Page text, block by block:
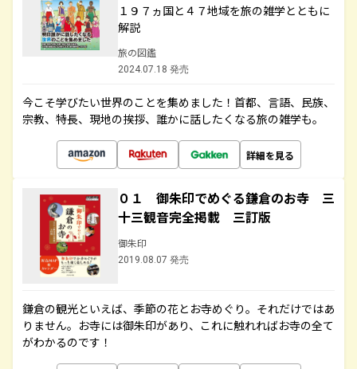
１９７ヵ国と４７地域を旅の雑学とともに
解説
旅の図鑑
2024.07.18 発売
今こそ学びたい世界のことを集めました！首都、言語、民族、
宗教、特長、現地の挨拶、誰かに話したくなる旅の雑学も。
詳細を見る
０１ 御朱印でめぐる鎌倉のお寺 三
十三観音完全掲載 三訂版
御朱印
2019.08.07 発売
鎌倉の観光といえば、季節の花とお寺めぐり。それだけではあ
りません。お寺には御朱印があり、これに触れればお寺の全て
がわかるのです！